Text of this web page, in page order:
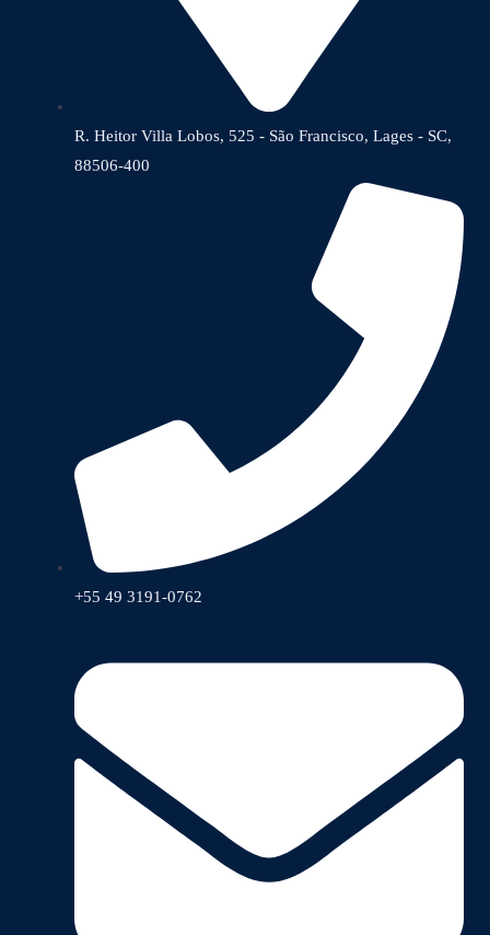
R. Heitor Villa Lobos, 525 - São Francisco, Lages - SC,
88506-400
+55 49 3191-0762